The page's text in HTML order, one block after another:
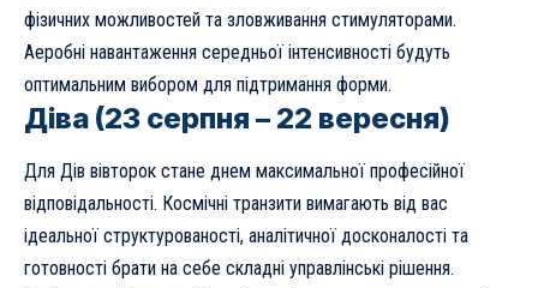
фізичних можливостей та зловживання стимуляторами.
Аеробні навантаження середньої інтенсивності будуть
оптимальним вибором для підтримання форми.
Діва (23 серпня – 22 вересня)
Для Дів вівторок стане днем максимальної професійної
відповідальності. Космічні транзити вимагають від вас
ідеальної структурованості, аналітичної досконалості та
готовності брати на себе складні управлінські рішення.